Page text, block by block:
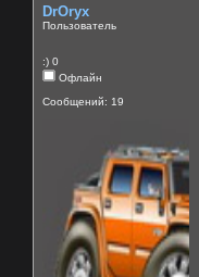
DrOryx
Пользователь
:) 0
Офлайн
Сообщений: 19